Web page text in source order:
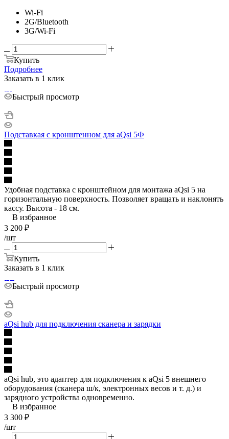
Wi-Fi
2G/Bluetooth
3G/Wi-Fi
Купить
Подробнее
Заказать в 1 клик
Быстрый просмотр
Подставкая с кронштенном для aQsi 5Ф
Удобная подставка с кронштейном для монтажа aQsi 5 на
горизонтальную поверхность. Позволяет вращать и наклонять
кассу. Высота - 18 см.
В избранное
3 200 ₽
/шт
Купить
Заказать в 1 клик
Быстрый просмотр
aQsi hub для подключения сканера и зарядки
aQsi hub, это адаптер для подключения к aQsi 5 внешнего
оборудования (сканера ш/к, электронных весов и т. д.) и
зарядного устройства одновременно.
В избранное
3 300 ₽
/шт